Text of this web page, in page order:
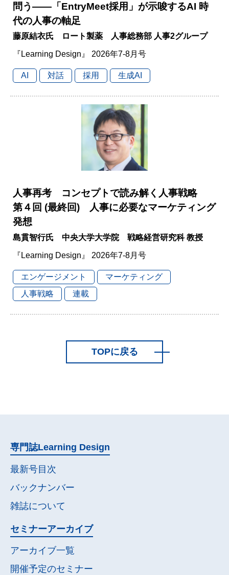
問う――「EntryMeet採用」が示唆するAI 時
代の人事の軸足
藤原結衣氏 ロート製薬 人事総務部 人事2グループ
『Learning Design』 2026年7-8月号
AI 対話 採用 生成AI
人事再考 コンセプトで読み解く人事戦略
第４回 (最終回) 人事に必要なマーケティング
発想
島貫智行氏 中央大学大学院 戦略経営研究科 教授
『Learning Design』 2026年7-8月号
エンゲージメント
マーケティング
人事戦略
連載
TOPに戻る
専門誌Learning Design
最新号目次
バックナンバー
雑誌について
セミナーアーカイブ
アーカイブ一覧
開催予定のセミナー